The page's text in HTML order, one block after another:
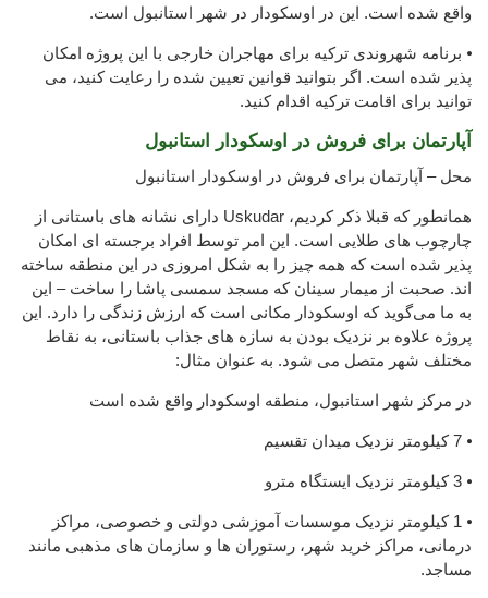
واقع شده است. این در اوسکودار در شهر استانبول است.
⦁ برنامه شهروندی ترکیه برای مهاجران خارجی با این پروژه امکان
پذیر شده است. اگر بتوانید قوانین تعیین شده را رعایت کنید، می
توانید برای اقامت ترکیه اقدام کنید.
آپارتمان برای فروش در اوسکودار استانبول
محل – آپارتمان برای فروش در اوسکودار استانبول
همانطور که قبلا ذکر کردیم، Uskudar دارای نشانه های باستانی از
چارچوب های طلایی است. این امر توسط افراد برجسته ای امکان
پذیر شده است که همه چیز را به شکل امروزی در این منطقه ساخته
اند. صحبت از میمار سینان که مسجد سمسی پاشا را ساخت – این
به ما می‌گوید که اوسکودار مکانی است که ارزش زندگی را دارد. این
پروژه علاوه بر نزدیک بودن به سازه های جذاب باستانی، به نقاط
مختلف شهر متصل می شود. به عنوان مثال:
در مرکز شهر استانبول، منطقه اوسکودار واقع شده است
⦁ 7 کیلومتر نزدیک میدان تقسیم
⦁ 3 کیلومتر نزدیک ایستگاه مترو
⦁ 1 کیلومتر نزدیک موسسات آموزشی دولتی و خصوصی، مراکز
درمانی، مراکز خرید شهر، رستوران ها و سازمان های مذهبی مانند
مساجد.